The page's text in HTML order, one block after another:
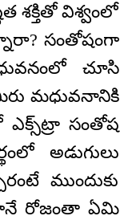
శక్తితో విశ్వంలో
సంతోషంగా
చూసి
మధువనానికి
సంతోష
అడుగులు
ముందుకు
రోజంతా ఏమి